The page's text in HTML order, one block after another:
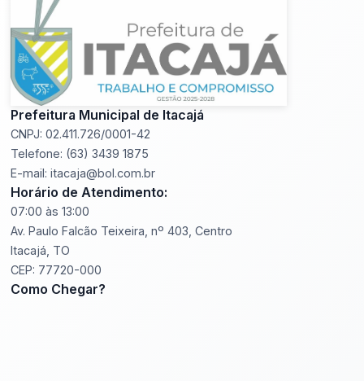
Prefeitura Municipal de Itacajá
CNPJ: 02.411.726/0001-42
Telefone: (63) 3439 1875
E-mail: itacaja@bol.com.br
Horário de Atendimento:
07:00 às 13:00
Av. Paulo Falcão Teixeira, nº 403, Centro
Itacajá, TO
CEP: 77720-000
Como Chegar?